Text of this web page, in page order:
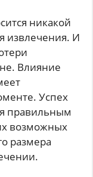
никакой
извлечения. И
Влияние
Успех
правильным
возможных
размера